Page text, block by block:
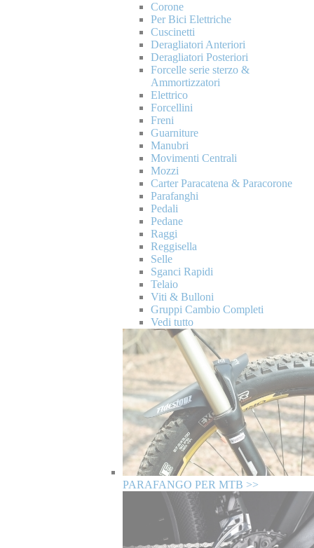
Corone
Per Bici Elettriche
Cuscinetti
Deragliatori Anteriori
Deragliatori Posteriori
Forcelle serie sterzo &
Ammortizzatori
Elettrico
Forcellini
Freni
Guarniture
Manubri
Movimenti Centrali
Mozzi
Carter Paracatena & Paracorone
Parafanghi
Pedali
Pedane
Raggi
Reggisella
Selle
Sganci Rapidi
Telaio
Viti & Bulloni
Gruppi Cambio Completi
Vedi tutto
PARAFANGO PER MTB >>